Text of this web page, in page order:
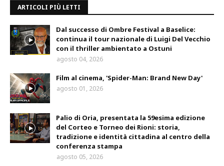
ARTICOLI PIÙ LETTI
Dal successo di Ombre Festival a Baselice:
continua il tour nazionale di Luigi Del Vecchio
con il thriller ambientato a Ostuni
agosto 04, 2026
Film al cinema, 'Spider-Man: Brand New Day'
agosto 01, 2026
Palio di Oria, presentata la 59esima edizione
del Corteo e Torneo dei Rioni: storia,
tradizione e identità cittadina al centro della
conferenza stampa
agosto 05, 2026